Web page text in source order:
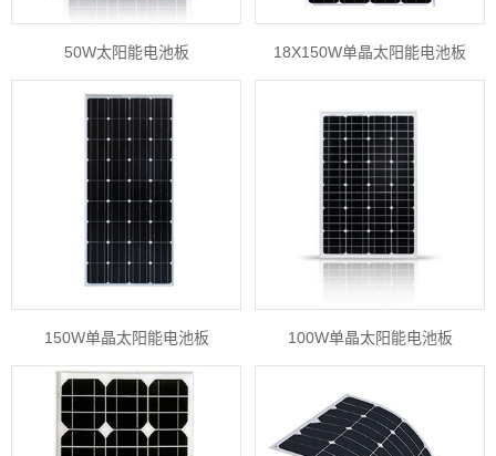
50W太阳能电池板 18X150W单晶太阳能电池板
150W单晶太阳能电池板 100W单晶太阳能电池板